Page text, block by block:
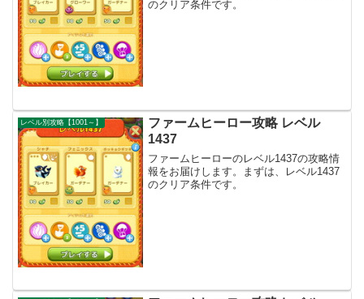
のクリア条件です。
レベル別攻略【1001～】
ファームヒーロー攻略 レベル
1437
ファームヒーローのレベル1437の攻略情
報をお届けします。まずは、レベル1437
のクリア条件です。